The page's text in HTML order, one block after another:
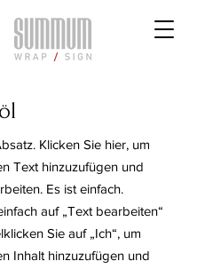
Klicken Sie hier, um
Text hinzuzufügen und
Es ist einfach.
auf „Text bearbeiten“
Sie auf „Ich“, um
Inhalt hinzuzufügen und